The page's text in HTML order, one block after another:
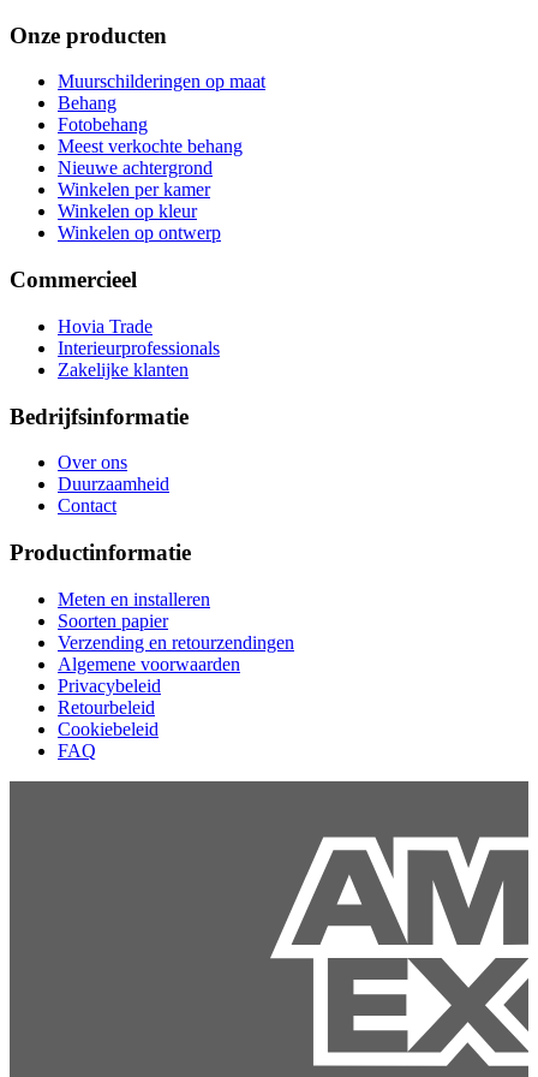
Onze producten
Muurschilderingen op maat
Behang
Fotobehang
Meest verkochte behang
Nieuwe achtergrond
Winkelen per kamer
Winkelen op kleur
Winkelen op ontwerp
Commercieel
Hovia Trade
Interieurprofessionals
Zakelijke klanten
Bedrijfsinformatie
Over ons
Duurzaamheid
Contact
Productinformatie
Meten en installeren
Soorten papier
Verzending en retourzendingen
Algemene voorwaarden
Privacybeleid
Retourbeleid
Cookiebeleid
FAQ